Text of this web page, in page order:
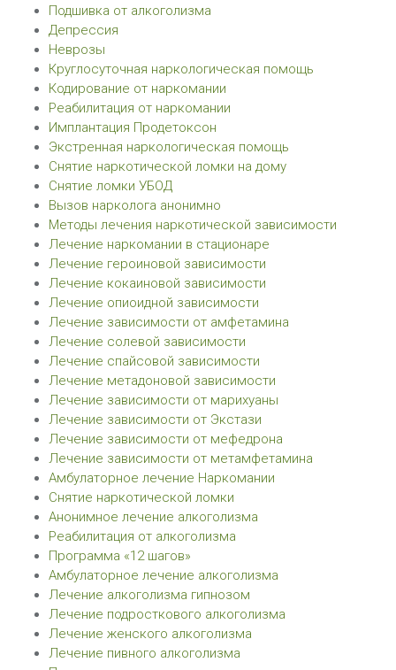
Подшивка от алкоголизма
Депрессия
Неврозы
Круглосуточная наркологическая помощь
Кодирование от наркомании
Реабилитация от наркомании
Имплантация Продетоксон
Экстренная наркологическая помощь
Снятие наркотической ломки на дому
Снятие ломки УБОД
Вызов нарколога анонимно
Методы лечения наркотической зависимости
Лечение наркомании в стационаре
Лечение героиновой зависимости
Лечение кокаиновой зависимости
Лечение опиоидной зависимости
Лечение зависимости от амфетамина
Лечение солевой зависимости
Лечение спайсовой зависимости
Лечение метадоновой зависимости
Лечение зависимости от марихуаны
Лечение зависимости от Экстази
Лечение зависимости от мефедрона
Лечение зависимости от метамфетамина
Амбулаторное лечение Наркомании
Снятие наркотической ломки
Анонимное лечение алкоголизма
Реабилитация от алкоголизма
Программа «12 шагов»
Амбулаторное лечение алкоголизма
Лечение алкоголизма гипнозом
Лечение подросткового алкоголизма
Лечение женского алкоголизма
Лечение пивного алкоголизма